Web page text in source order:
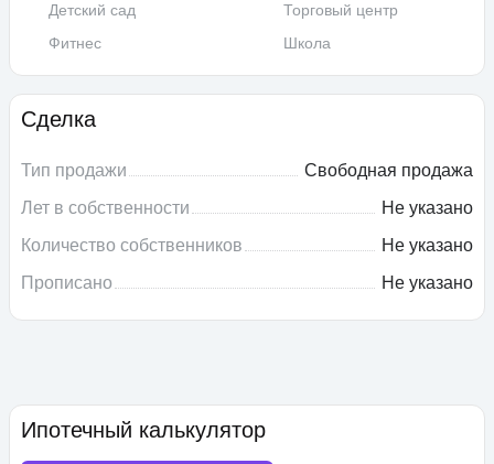
Детский сад
Торговый центр
Фитнес
Школа
Сделка
Тип продажи
Свободная продажа
Лет в собственности
Не указано
Количество собственников
Не указано
Прописано
Не указано
Ипотечный калькулятор